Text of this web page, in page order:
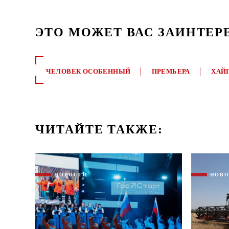
ЭТО МОЖЕТ ВАС
ЧЕЛОВЕК ОСОБЕННЫЙ ПРЕМЬЕРА
ЧИТАЙТЕ ТАКЖЕ:
НОВОСТИ